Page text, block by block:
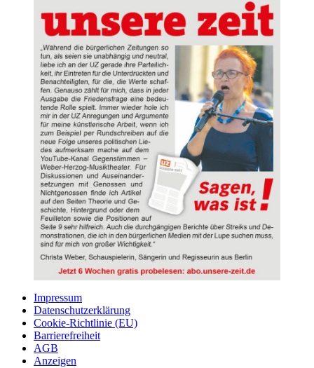
Impressum
Datenschutzerklärung
Cookie-Richtlinie (EU)
Barrierefreiheit
AGB
Anzeigen